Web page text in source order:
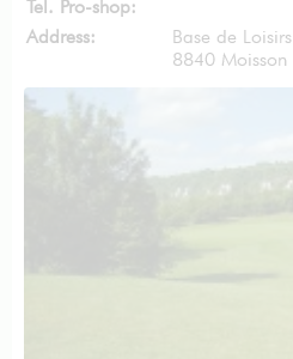
Tel. Pro-shop:
Address:
Base de
8840 Moisson